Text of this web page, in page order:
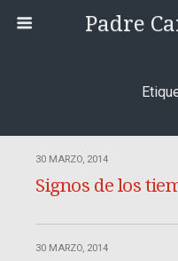
Padre
30 MARZO, 2014
Signos de los
30 MARZO, 2014